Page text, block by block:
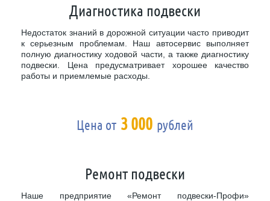
Диагностика подвески
Недостаток знаний в дорожной ситуации часто приводит
к серьезным проблемам. Наш автосервис выполняет
полную диагностику ходовой части, а также диагностику
подвески. Цена предусматривает хорошее качество
работы и приемлемые расходы.
Цена от 3 000 рублей
Ремонт подвески
Наше предприятие «Ремонт подвески-Профи»